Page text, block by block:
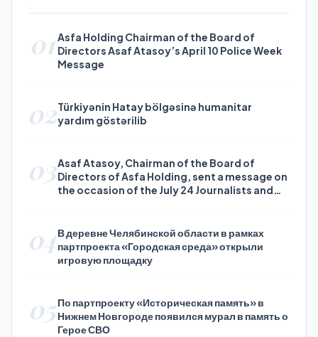
01Asfa Holding Chairman of the Board of
Directors Asaf Atasoy’s April 10 Police Week
Message
02Türkiyənin Hatay bölgəsinə humanitar
yardım göstərilib
03Asaf Atasoy, Chairman of the Board of
Directors of Asfa Holding, sent a message on
the occasion of the July 24 Journalists and
04В деревне Челябинской области в рамках
партпроекта «Городская среда» открыли
игровую площадку
05По партпроекту «Историческая память» в
Нижнем Новгороде появился мурал в память о
Герое СВО